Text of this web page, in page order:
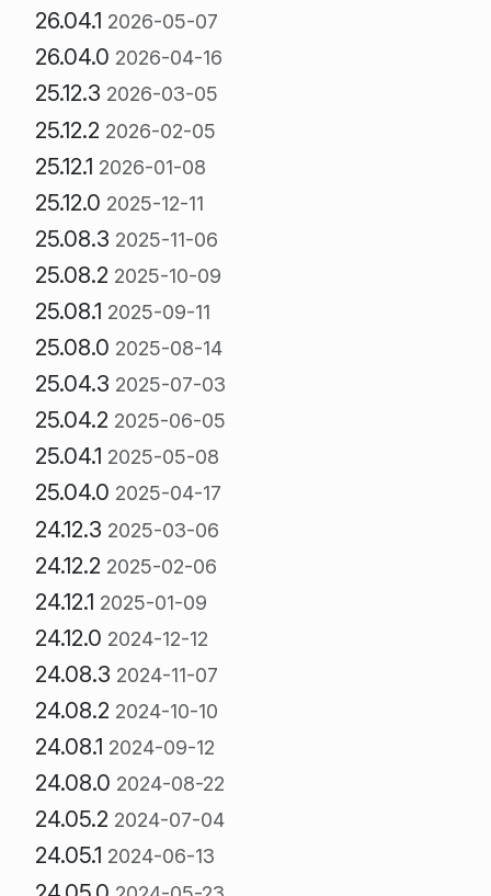
26.04.1 2026-05-07
26.04.0 2026-04-16
25.12.3 2026-03-05
25.12.2 2026-02-05
25.12.1 2026-01-08
25.12.0 2025-12-11
25.08.3 2025-11-06
25.08.2 2025-10-09
25.08.1 2025-09-11
25.08.0 2025-08-14
25.04.3 2025-07-03
25.04.2 2025-06-05
25.04.1 2025-05-08
25.04.0 2025-04-17
24.12.3 2025-03-06
24.12.2 2025-02-06
24.12.1 2025-01-09
24.12.0 2024-12-12
24.08.3 2024-11-07
24.08.2 2024-10-10
24.08.1 2024-09-12
24.08.0 2024-08-22
24.05.2 2024-07-04
24.05.1 2024-06-13